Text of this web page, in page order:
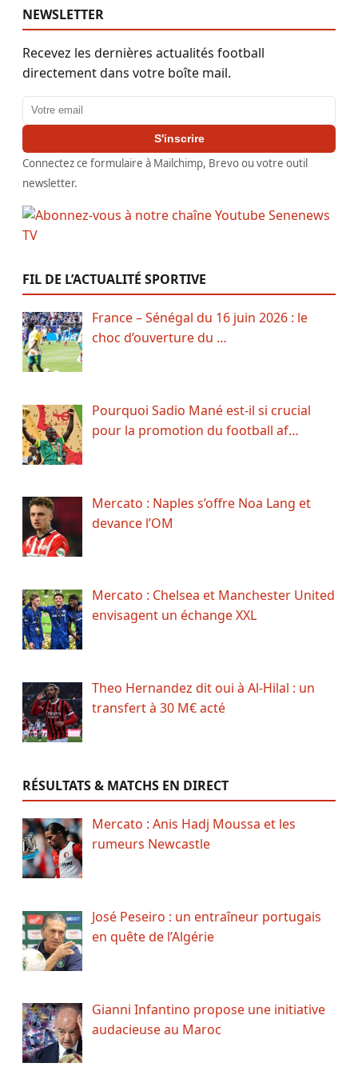
NEWSLETTER
Recevez les dernières actualités football
directement dans votre boîte mail.
Adresse email
S'inscrire
Connectez ce formulaire à Mailchimp, Brevo ou votre outil
newsletter.
FIL DE L’ACTUALITÉ SPORTIVE
France – Sénégal du 16 juin 2026 : le
choc d’ouverture du …
Pourquoi Sadio Mané est-il si crucial
pour la promotion du football af…
Mercato : Naples s’offre Noa Lang et
devance l’OM
Mercato : Chelsea et Manchester United
envisagent un échange XXL
Theo Hernandez dit oui à Al-Hilal : un
transfert à 30 M€ acté
RÉSULTATS & MATCHS EN DIRECT
Mercato : Anis Hadj Moussa et les
rumeurs Newcastle
José Peseiro : un entraîneur portugais
en quête de l’Algérie
Gianni Infantino propose une initiative
audacieuse au Maroc